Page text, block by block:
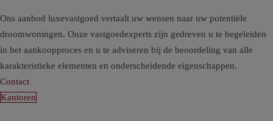
Ons aanbod luxevastgoed vertaalt uw wensen naar uw potentiële
droomwoningen. Onze vastgoedexperts zijn gedreven u te begeleiden
in het aankoopproces en u te adviseren bij de beoordeling van alle
karakteristieke elementen en onderscheidende eigenschappen.
Contact
Kantoren